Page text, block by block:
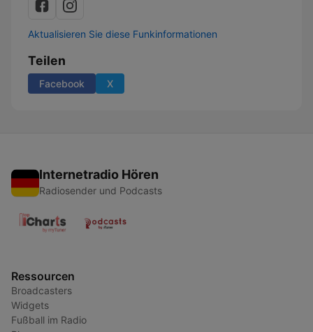
Aktualisieren Sie diese Funkinformationen
Teilen
Facebook X
Internetradio Hören
Radiosender und Podcasts
Ressourcen
Broadcasters
Widgets
Fußball im Radio